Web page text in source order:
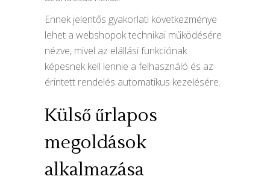
Ennek jelentős gyakorlati következménye
lehet a webshopok technikai működésére
nézve, mivel az elállási funkciónak
képesnek kell lennie a felhasználó és az
érintett rendelés automatikus kezelésére.
Külső űrlapos
megoldások
alkalmazása